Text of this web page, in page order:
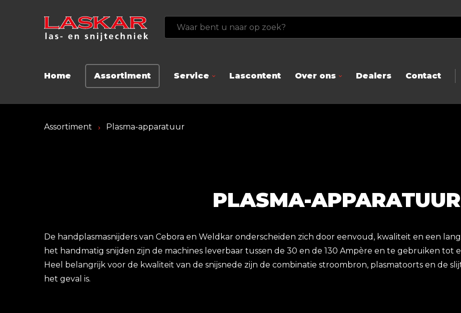
Home Assortiment Service Lascontent Over ons Dealers Contact
Assortiment Plasma-apparatuur
PLASMA-APPARATUUR
De handplasmasnijders van Cebora en Weldkar onderscheiden zich door eenvoud, kwaliteit en een
het handmatig snijden zijn de machines leverbaar tussen de 30 en de 130 Ampère en te gebruiken tot
Heel belangrijk voor de kwaliteit van de snijsnede zijn de combinatie stroombron, plasmatoorts en de
het geval is.